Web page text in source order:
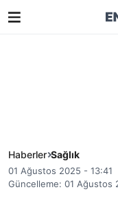
Haberler Sağlık
01 Ağustos 2025 - 13:41
Güncelleme: 01 Ağustos